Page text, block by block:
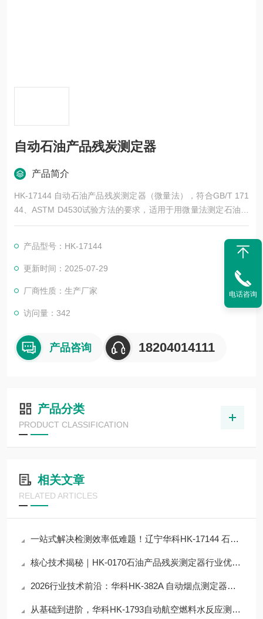
自动石油产品残炭测定器
产品简介
HK-17144 自动石油产品残炭测定器（微量法），符合GB/T 171
44、ASTM D4530试验方法的要求，适用于用微量法测定石油产
品的残炭。
产品型号：HK-17144
更新时间：2025-07-29
厂商性质：生产厂家
访问量：342
产品咨询 18204014111
产品分类
PRODUCT CLASSIFICATION
相关文章
RELATED ARTICLES
一站式解决检测效率低难题！辽宁华科HK-17144 石油产品残炭测定器解决方案
核心技术揭秘｜HK-0170石油产品残炭测定器行业优质仪器，占据半壁江山？
2026行业技术前沿：华科HK-382A 自动烟点测定器仪器自动检测技术应用与突破
从基础到进阶，华科HK-1793自动航空燃料水反应测定器仪器检测技术全解析
电话咨询